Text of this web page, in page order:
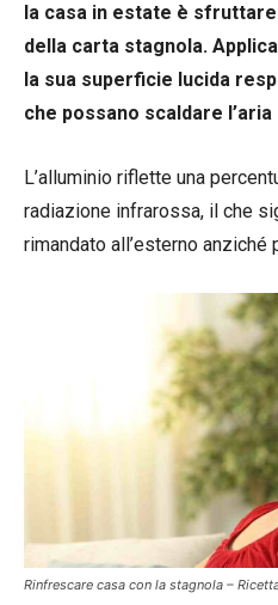
la casa in estate è
della carta stagnola.
la sua superficie lucida
che possano scaldare
L’alluminio riflette una
radiazione infrarossa, il che
rimandato all’esterno anziché
Rinfrescare casa con la stagnola –